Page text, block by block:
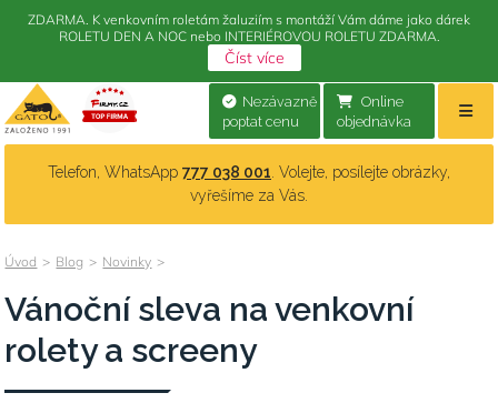
Online
objednávka
Nezávazně
poptat cenu
Telefon, WhatsApp 777 038 001 . Volejte, posílejte obrázky,
vyřešíme za Vás.
Úvod > Blog > Novinky >
Vánoční sleva na venkovní
rolety a screeny
ZDARMA. K venkovním roletám žaluziím s montáží Vám dáme jako dárek
ROLETU DEN A NOC nebo INTERIÉROVOU ROLETU ZDARMA.
Číst více